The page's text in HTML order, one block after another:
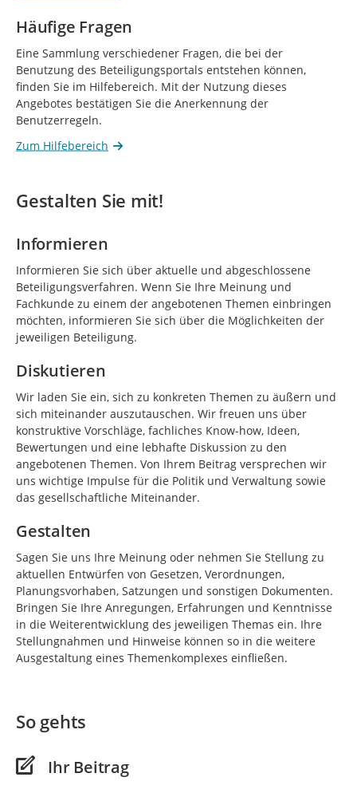
Häufige Fragen
Eine Sammlung verschiedener Fragen, die bei der
Benutzung des Beteiligungsportals entstehen können,
finden Sie im Hilfebereich. Mit der Nutzung dieses
Angebotes bestätigen Sie die Anerkennung der
Benutzerregeln.
Zum Hilfebereich
Gestalten Sie mit!
Informieren
Informieren Sie sich über aktuelle und abgeschlossene
Beteiligungsverfahren. Wenn Sie Ihre Meinung und
Fachkunde zu einem der angebotenen Themen einbringen
möchten, informieren Sie sich über die Möglichkeiten der
jeweiligen Beteiligung.
Diskutieren
Wir laden Sie ein, sich zu konkreten Themen zu äußern und
sich miteinander auszutauschen. Wir freuen uns über
konstruktive Vorschläge, fachliches Know-how, Ideen,
Bewertungen und eine lebhafte Diskussion zu den
angebotenen Themen. Von Ihrem Beitrag versprechen wir
uns wichtige Impulse für die Politik und Verwaltung sowie
das gesellschaftliche Miteinander.
Gestalten
Sagen Sie uns Ihre Meinung oder nehmen Sie Stellung zu
aktuellen Entwürfen von Gesetzen, Verordnungen,
Planungsvorhaben, Satzungen und sonstigen Dokumenten.
Bringen Sie Ihre Anregungen, Erfahrungen und Kenntnisse
in die Weiterentwicklung des jeweiligen Themas ein. Ihre
Stellungnahmen und Hinweise können so in die weitere
Ausgestaltung eines Themenkomplexes einfließen.
So gehts
Ihr Beitrag